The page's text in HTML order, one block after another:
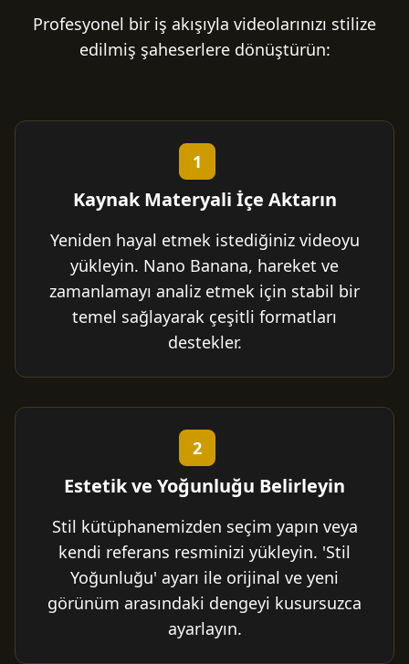
Profesyonel bir iş akışıyla videolarınızı stilize
edilmiş şaheserlere dönüştürün:
1
Kaynak Materyali İçe Aktarın
Yeniden hayal etmek istediğiniz videoyu
yükleyin. Nano Banana, hareket ve
zamanlamayı analiz etmek için stabil bir
temel sağlayarak çeşitli formatları
destekler.
2
Estetik ve Yoğunluğu Belirleyin
Stil kütüphanemizden seçim yapın veya
kendi referans resminizi yükleyin. 'Stil
Yoğunluğu' ayarı ile orijinal ve yeni
görünüm arasındaki dengeyi kusursuzca
ayarlayın.